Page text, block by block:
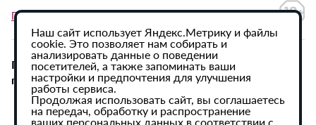
Политика в отношении обработки персональных данных
При использовании материалов сайта активная
гиперссылка на ИА «Регион 64» обязательна.
Наш сайт использует Яндекс.Метрику и файлы
cookie. Это позволяет нам собирать и
анализировать данные о поведении
посетителей, а также запоминать ваши
настройки и предпочтения для улучшения
работы сервиса.
Продолжая использовать сайт, вы соглашаетесь
на передач, обработку и распространение